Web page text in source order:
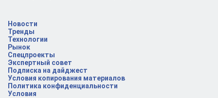
Новости
Тренды
Технологии
Рынок
Спецпроекты
Экспертный совет
Подписка на дайджест
Условия копирования материалов
Политика конфиденциальности
Условия